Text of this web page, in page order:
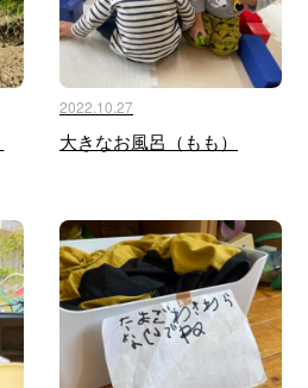
2022.10.27
大きなお風呂（もも）